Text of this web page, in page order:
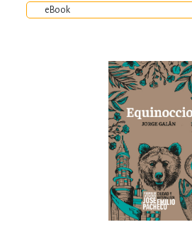
eBook